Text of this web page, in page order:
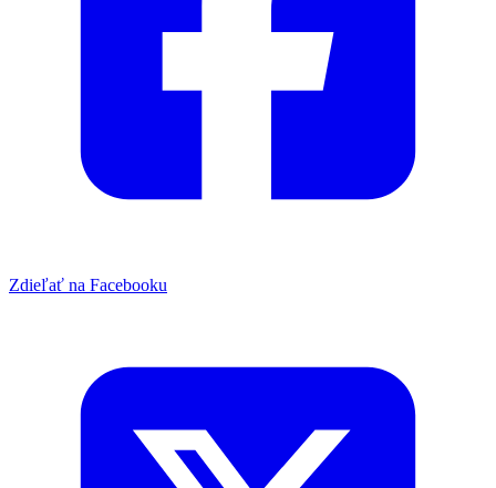
Zdieľať na Facebooku